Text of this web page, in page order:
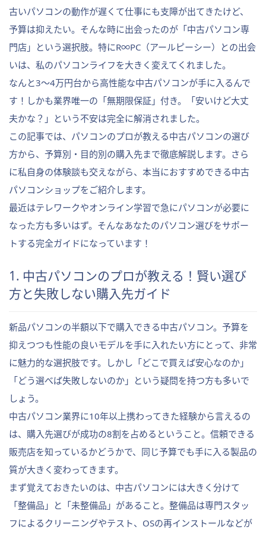
古いパソコンの動作が遅くて仕事にも支障が出てきたけど、
予算は抑えたい。そんな時に出会ったのが「中古パソコン専
門店」という選択肢。特にR∞PC（アールピーシー）との出会
いは、私のパソコンライフを大きく変えてくれました。
なんと3～4万円台から高性能な中古パソコンが手に入るんで
す！しかも業界唯一の「無期限保証」付き。「安いけど大丈
夫かな？」という不安は完全に解消されました。
この記事では、パソコンのプロが教える中古パソコンの選び
方から、予算別・目的別の購入先まで徹底解説します。さら
に私自身の体験談も交えながら、本当におすすめできる中古
パソコンショップをご紹介します。
最近はテレワークやオンライン学習で急にパソコンが必要に
なった方も多いはず。そんなあなたのパソコン選びをサポー
トする完全ガイドになっています！
1. 中古パソコンのプロが教える！賢い選び
方と失敗しない購入先ガイド
新品パソコンの半額以下で購入できる中古パソコン。予算を
抑えつつも性能の良いモデルを手に入れたい方にとって、非常
に魅力的な選択肢です。しかし「どこで買えば安心なのか」
「どう選べば失敗しないのか」という疑問を持つ方も多いで
しょう。
中古パソコン業界に10年以上携わってきた経験から言えるの
は、購入先選びが成功の8割を占めるということ。信頼できる
販売店を知っているかどうかで、同じ予算でも手に入る製品の
質が大きく変わってきます。
まず覚えておきたいのは、中古パソコンには大きく分けて
「整備品」と「未整備品」があること。整備品は専門スタッ
フによるクリーニングやテスト、OSの再インストールなどが